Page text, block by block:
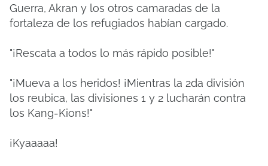
Guerra, Akran y los otros camaradas de la
fortaleza de los refugiados habían cargado.
"¡Rescata a todos lo más rápido posible!"
"¡Mueva a los heridos! ¡Mientras la 2da división
los reubica, las divisiones 1 y 2 lucharán contra
los Kang-Kions!"
¡Kyaaaaa!